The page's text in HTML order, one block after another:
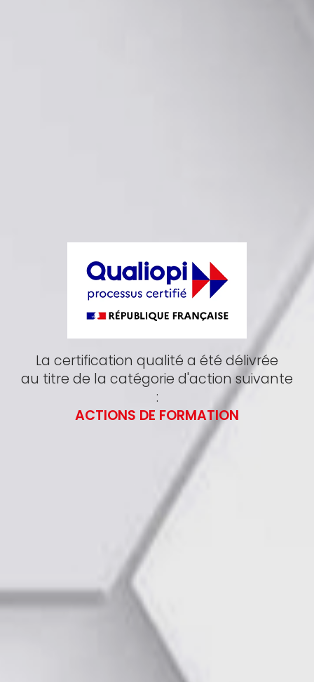
La certification qualité a été délivrée
au titre de la catégorie d'action suivante
:
ACTIONS DE FORMATION